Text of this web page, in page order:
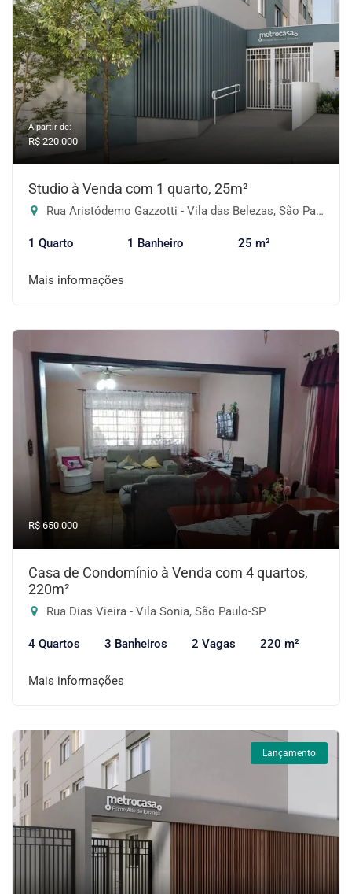
A partir de:
R$ 220.000
Studio à Venda com 1 quarto, 25m²
Rua Aristódemo Gazzotti - Vila das Belezas, São Paulo-SP
1 Quarto 1 Banheiro 25 m²
Mais informações
R$ 650.000
Casa de Condomínio à Venda com 4 quartos,
220m²
Rua Dias Vieira - Vila Sonia, São Paulo-SP
4 Quartos 3 Banheiros 2 Vagas 220 m²
Mais informações
Lançamento